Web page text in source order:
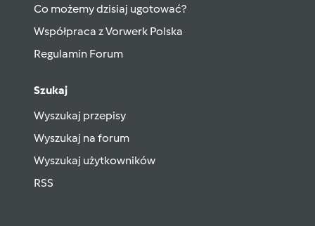
Co możemy dzisiaj ugotować?
Współpraca z Vorwerk Polska
Regulamin Forum
Szukaj
Wyszukaj przepisy
Wyszukaj na forum
Wyszukaj użytkowników
RSS